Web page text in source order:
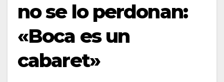
no se lo perdonan:
«Boca es un
cabaret»